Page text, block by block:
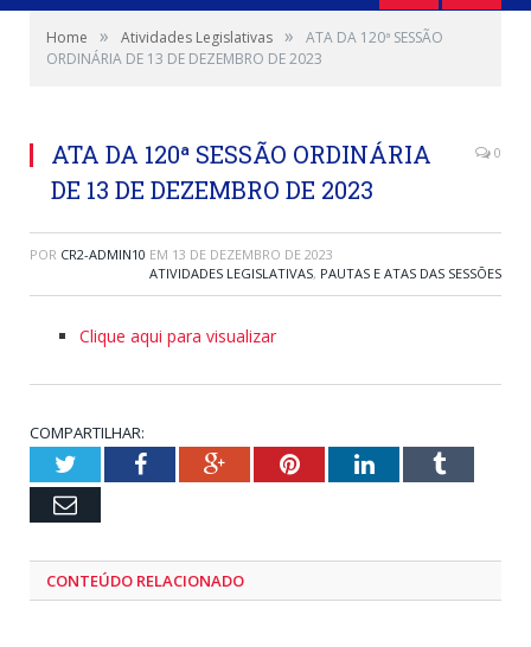
Home » Atividades Legislativas »
ATA DA 120ª SESSÃO
ORDINÁRIA DE 13 DE DEZEMBRO DE 2023
ATA DA 120ª SESSÃO ORDINÁRIA
DE 13 DE DEZEMBRO DE 2023
0
POR CR2-ADMIN10 EM 13 DE DEZEMBRO DE 2023
ATIVIDADES LEGISLATIVAS, PAUTAS E ATAS DAS SESSÕES
Clique aqui para visualizar
COMPARTILHAR:
TwitterFacebookGoogle+PinterestLinkedInTumblr
Email
CONTEÚDO RELACIONADO